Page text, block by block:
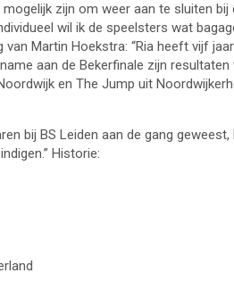
zijn om weer aan te sluiten
wil ik de speelsters wat
Martin Hoekstra: “Ria heeft vijf
aan de Bekerfinale zijn
en The Jump uit
bij BS Leiden aan de gang
Historie: